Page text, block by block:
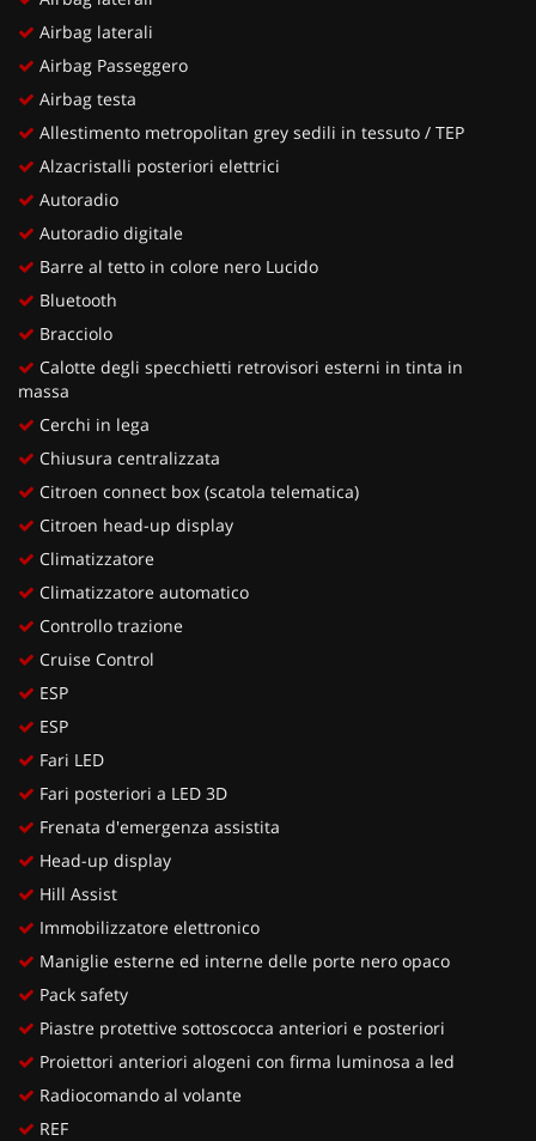
Airbag laterali
Airbag Passeggero
Airbag testa
Allestimento metropolitan grey sedili in tessuto / TEP
Alzacristalli posteriori elettrici
Autoradio
Autoradio digitale
Barre al tetto in colore nero Lucido
Bluetooth
Bracciolo
Calotte degli specchietti retrovisori esterni in tinta in
massa
Cerchi in lega
Chiusura centralizzata
Citroen connect box (scatola telematica)
Citroen head-up display
Climatizzatore
Climatizzatore automatico
Controllo trazione
Cruise Control
ESP
ESP
Fari LED
Fari posteriori a LED 3D
Frenata d'emergenza assistita
Head-up display
Hill Assist
Immobilizzatore elettronico
Maniglie esterne ed interne delle porte nero opaco
Pack safety
Piastre protettive sottoscocca anteriori e posteriori
Proiettori anteriori alogeni con firma luminosa a led
Radiocomando al volante
REF